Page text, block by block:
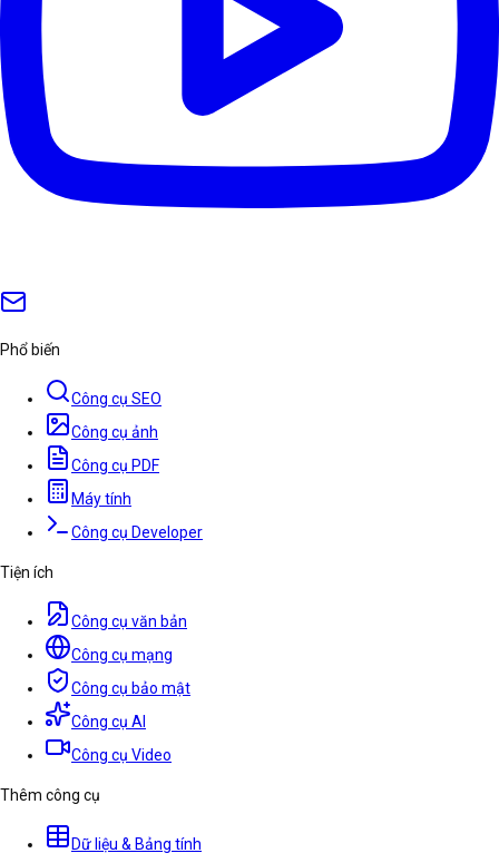
Phổ biến
Công cụ SEO
Công cụ ảnh
Công cụ PDF
Máy tính
Công cụ Developer
Tiện ích
Công cụ văn bản
Công cụ mạng
Công cụ bảo mật
Công cụ AI
Công cụ Video
Thêm công cụ
Dữ liệu & Bảng tính